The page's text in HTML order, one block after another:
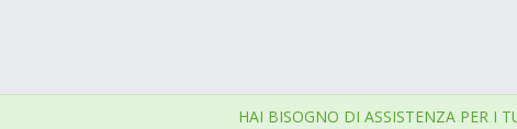
HAI BISOGNO DI ASSISTENZA PER I